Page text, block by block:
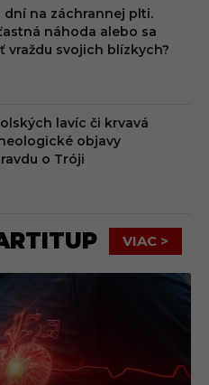
dní na záchrannej plti.
náhoda alebo sa
vraždu svojich blízkych?
lavíc či krvavá
objavy
o Tróji
VIAC >